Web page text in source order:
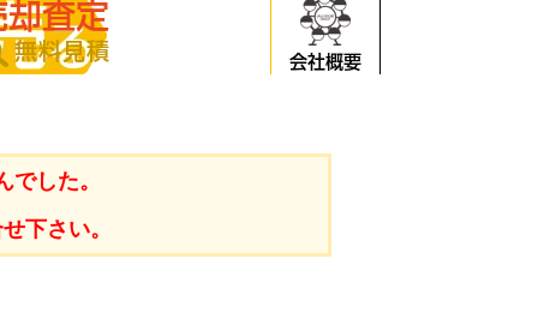
却査定
無料見積 会社概要
した。
下さい。